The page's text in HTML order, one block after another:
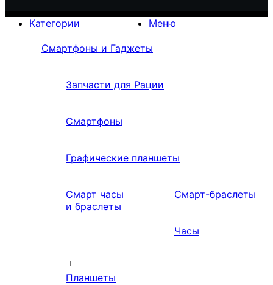
Меню
Категории
Смартфоны и Гаджеты
Запчасти для Рации
Смартфоны
Графические планшеты
Смарт часы
и браслеты
Смарт-браслеты
Часы
Планшеты